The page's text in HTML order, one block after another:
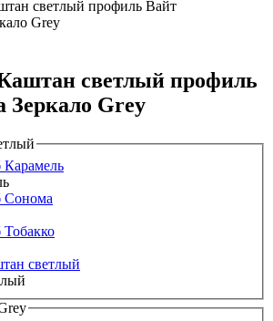
светлый профиль
Зеркало Grey